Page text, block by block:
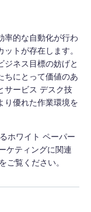
率的な自動化が行わ
トが存在します。
ジネス目標の妨げと
ちにとって価値のあ
サービス デスク技
り優れた作業環境を
ホワイト ペーパー
ケティングに関連
覧ください。